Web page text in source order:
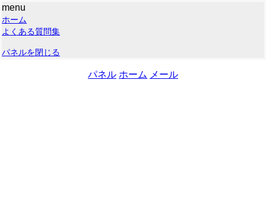
menu
ホーム
よくある質問集
パネルを閉じる
パネル ホーム メール